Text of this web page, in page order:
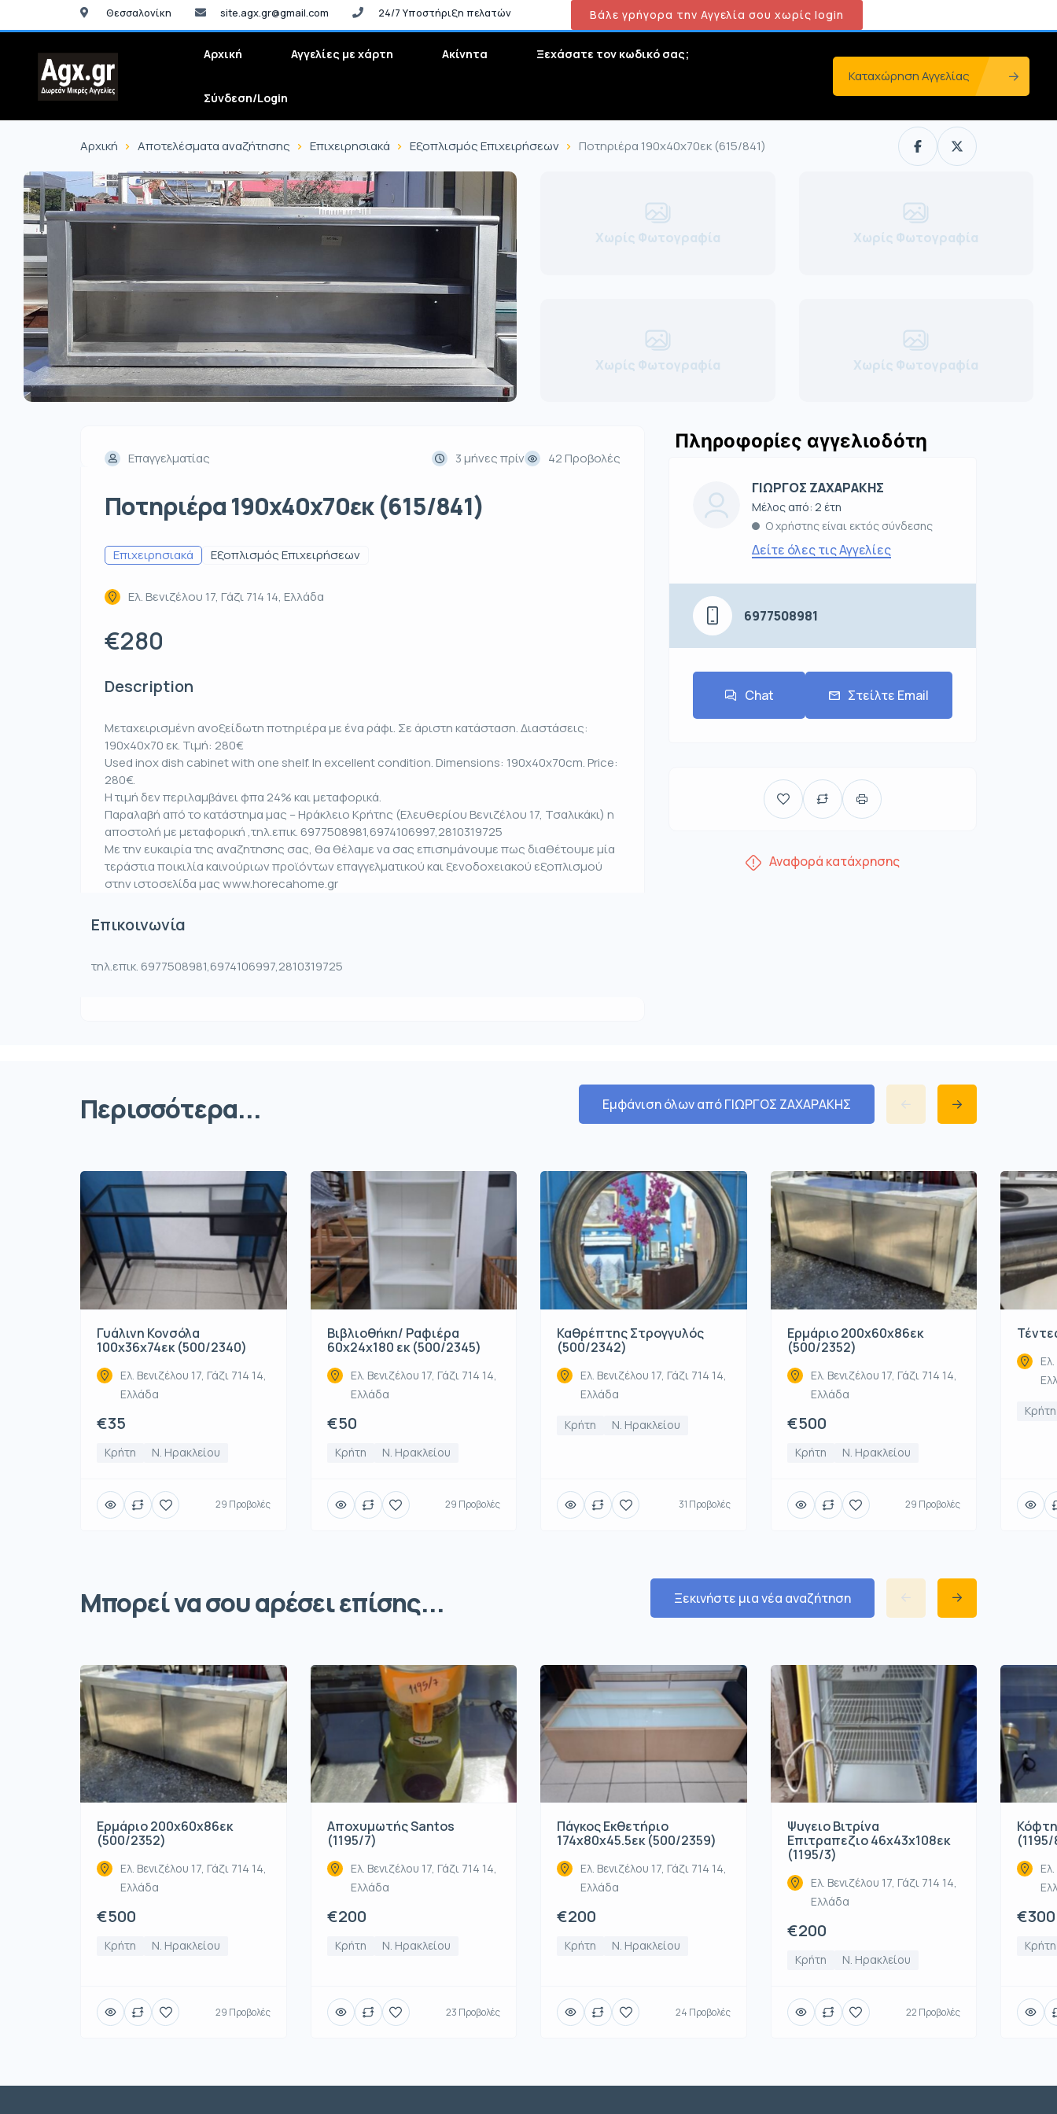
Θεσσαλονίκη site.agx.gr@gmail.com 24/7 Υποστήριξη πελατών Βάλε γρήγορα την Αγγελία σου χωρίς login
Αρχική Αγγελίες με χάρτη Ακίνητα Ξεχάσατε τον κωδικό σας;
Σύνδεση/Login
Καταχώρηση Αγγελίας
Αρχική Αποτελέσματα αναζήτησης Επιχειρησιακά Εξοπλισμός Επιχειρήσεων Ποτηριέρα 190x40x70εκ (615/841)
Χωρίς Φωτογραφία Χωρίς Φωτογραφία
Χωρίς Φωτογραφία Χωρίς Φωτογραφία
Επαγγελματίας 3 μήνες πρίν 42 Προβολές
Ποτηριέρα 190x40x70εκ (615/841)
Επιχειρησιακά Εξοπλισμός Επιχειρήσεων
Ελ. Βενιζέλου 17, Γάζι 714 14, Ελλάδα
€280
Description
Μεταχειρισμένη ανοξείδωτη ποτηριέρα με ένα ράφι. Σε άριστη κατάσταση. Διαστάσεις:
190x40x70 εκ. Τιμή: 280€
Used inox dish cabinet with one shelf. In excellent condition. Dimensions: 190x40x70cm. Price:
280€.
Η τιμή δεν περιλαμβάνει φπα 24% και μεταφορικά.
Παραλαβή από το κατάστημα μας – Ηράκλειο Κρήτης (Ελευθερίου Βενιζέλου 17, Τσαλικάκι) η
αποστολή με μεταφορική ,τηλ.επικ. 6977508981,6974106997,2810319725
Με την ευκαιρία της αναζητησης σας, θα θέλαμε να σας επισημάνουμε πως διαθέτουμε μία
τεράστια ποικιλία καινούριων προϊόντων επαγγελματικού και ξενοδοχειακού εξοπλισμού
στην ιστοσελίδα μας www.horecahome.gr
Επικοινωνία
τηλ.επικ. 6977508981,6974106997,2810319725
Πληροφορίες αγγελιοδότη
ΓΙΩΡΓΟΣ ΖΑΧΑΡΑΚΗΣ
Μέλος από: 2 έτη
Ο χρήστης είναι εκτός σύνδεσης
Δείτε όλες τις Αγγελίες
6977508981
Chat Στείλτε Email
Αναφορά κατάχρησης
Περισσότερα... Εμφάνιση όλων από ΓΙΩΡΓΟΣ ΖΑΧΑΡΑΚΗΣ
Γυάλινη Κονσόλα
100x36x74εκ (500/2340)
Ελ. Βενιζέλου 17, Γάζι 714 14,
Ελλάδα
€35
Κρήτη Ν. Ηρακλείου
29 Προβολές
Βιβλιοθήκη/ Ραφιέρα
60x24x180 εκ (500/2345)
Ελ. Βενιζέλου 17, Γάζι 714 14,
Ελλάδα
€50
Κρήτη Ν. Ηρακλείου
29 Προβολές
Καθρέπτης Στρογγυλός
(500/2342)
Ελ. Βενιζέλου 17, Γάζι 714 14,
Ελλάδα
Κρήτη Ν. Ηρακλείου
31 Προβολές
Ερμάριο 200x60x86εκ
(500/2352)
Ελ. Βενιζέλου 17, Γάζι 714 14,
Ελλάδα
€500
Κρήτη Ν. Ηρακλείου
29 Προβολές
Κρήτη
Μπορεί να σου αρέσει επίσης... Ξεκινήστε μια νέα αναζήτηση
Ερμάριο 200x60x86εκ
(500/2352)
Ελ. Βενιζέλου 17, Γάζι 714 14,
Ελλάδα
€500
Κρήτη Ν. Ηρακλείου
29 Προβολές
Αποχυμωτής Santos
(1195/7)
Ελ. Βενιζέλου 17, Γάζι 714 14,
Ελλάδα
€200
Κρήτη Ν. Ηρακλείου
23 Προβολές
Πάγκος Εκθετήριο
174x80x45.5εκ (500/2359)
Ελ. Βενιζέλου 17, Γάζι 714 14,
Ελλάδα
€200
Κρήτη Ν. Ηρακλείου
24 Προβολές
Ψυγειο Βιτρίνα
Επιτραπεζιο 46x43x108εκ
(1195/3)
Ελ. Βενιζέλου 17, Γάζι 714 14,
Ελλάδα
€200
Κρήτη Ν. Ηρακλείου
22 Προβολές
€300
Κρήτη